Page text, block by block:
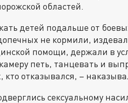
областей.
детей подальше от
не кормили,
помощи, держали в
петь, танцевать и
отказывался, –
сексуальному